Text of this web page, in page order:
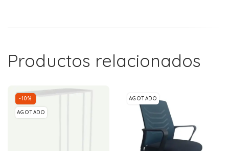
Productos relacionados
-10%
AGOTADO
AGOTADO